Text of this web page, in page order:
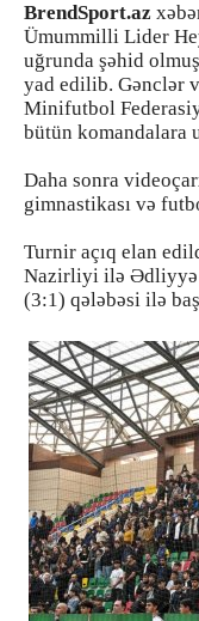
BrendSport.az
Ümummilli Lider
uğrunda şəhid
yad edilib. Gənclər
Minifutbol
bütün komandalara
Daha sonra
gimnastikası və
Turnir açıq elan
Nazirliyi ilə Ədliyyə
(3:1) qələbəsi ilə